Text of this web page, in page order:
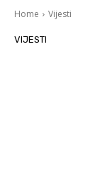
Home Vijesti
VIJESTI